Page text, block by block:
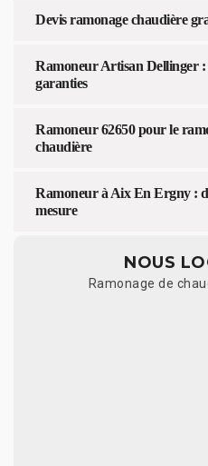
Devis ramonage chaudière
Ramoneur Artisan Dellinger :
garanties
Ramoneur 62650 pour le
chaudière
Ramoneur à Aix En Ergny :
mesure
NOUS
Ramonage de